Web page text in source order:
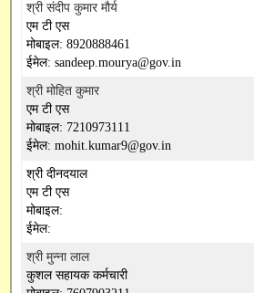
श्री संदीप कुमार मौर्य
एम टी एस
मोबाइल: 8920888461
ईमेल: sandeep.mourya@gov.in
श्री मोहित कुमार
एम टी एस
मोबाइल: 7210973111
ईमेल: mohit.kumar9@gov.in
श्री दीनदयाल
एम टी एस
मोबाइल:
ईमेल:
श्री मुन्ना लाल
कुशल सहायक कर्मचारी